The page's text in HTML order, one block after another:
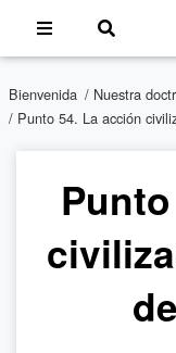
Bienvenida / Nuestra
/ Punto 54. La acción